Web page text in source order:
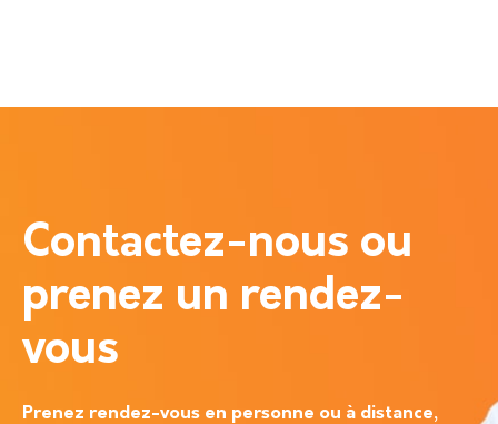
Contactez-nous ou
prenez un rendez-
vous
Prenez rendez-vous en personne ou à distance,